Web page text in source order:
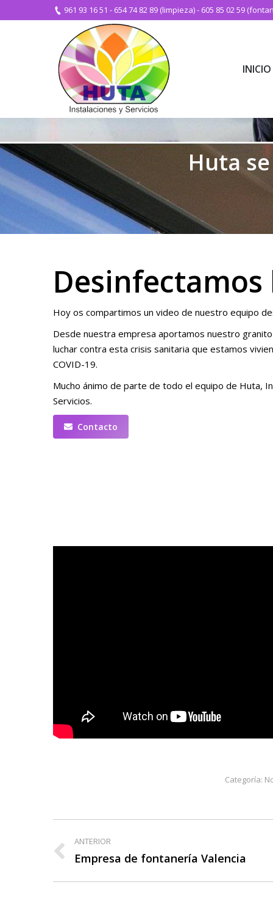
961 93 16 51 - 654 74 82 89 (limpieza)- 605 85 02 59
INICIO
Huta
Hoy os compartimos un video de nuestro equipo
Desde nuestra empresa aportamos nuestro
luchar contra esta crisis sanitaria que estamos
COVID-19.
Mucho ánimo de parte de todo el equipo de Huta,
Servicios.
Contacto
Categoría:
Navegación
entre
publicaciones
ANTERIOR
Publicación
Empresa de fontanería Valencia